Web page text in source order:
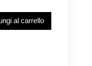
al carrello